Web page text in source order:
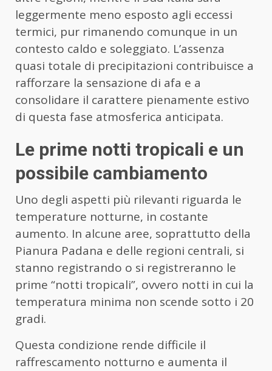
leggermente meno esposto agli eccessi
termici, pur rimanendo comunque in un
contesto caldo e soleggiato. L’assenza
quasi totale di precipitazioni contribuisce a
rafforzare la sensazione di afa e a
consolidare il carattere pienamente estivo
di questa fase atmosferica anticipata.
Le prime notti tropicali e un
possibile cambiamento
Uno degli aspetti più rilevanti riguarda le
temperature notturne, in costante
aumento. In alcune aree, soprattutto della
Pianura Padana e delle regioni centrali, si
stanno registrando o si registreranno le
prime “notti tropicali”, ovvero notti in cui la
temperatura minima non scende sotto i 20
gradi.
Questa condizione rende difficile il
raffrescamento notturno e aumenta il